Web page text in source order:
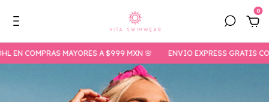
0
MAYORES A $999 MXN 🌸 ENVIO EXPRESS GRATIS CON